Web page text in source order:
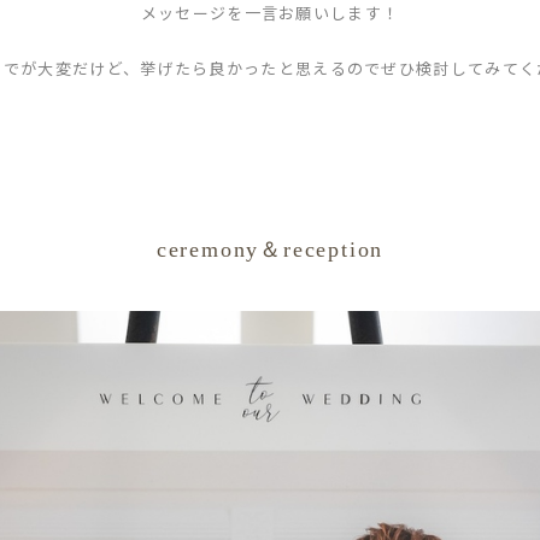
メッセージを一言お願いします！
が大変だけど、挙げたら良かったと思えるのでぜひ検討してみて
ceremony＆reception